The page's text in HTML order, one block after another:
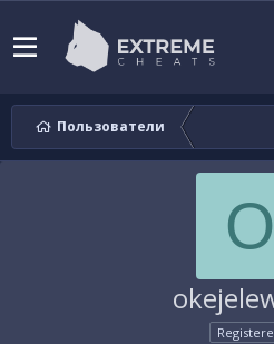
Пользователи
O